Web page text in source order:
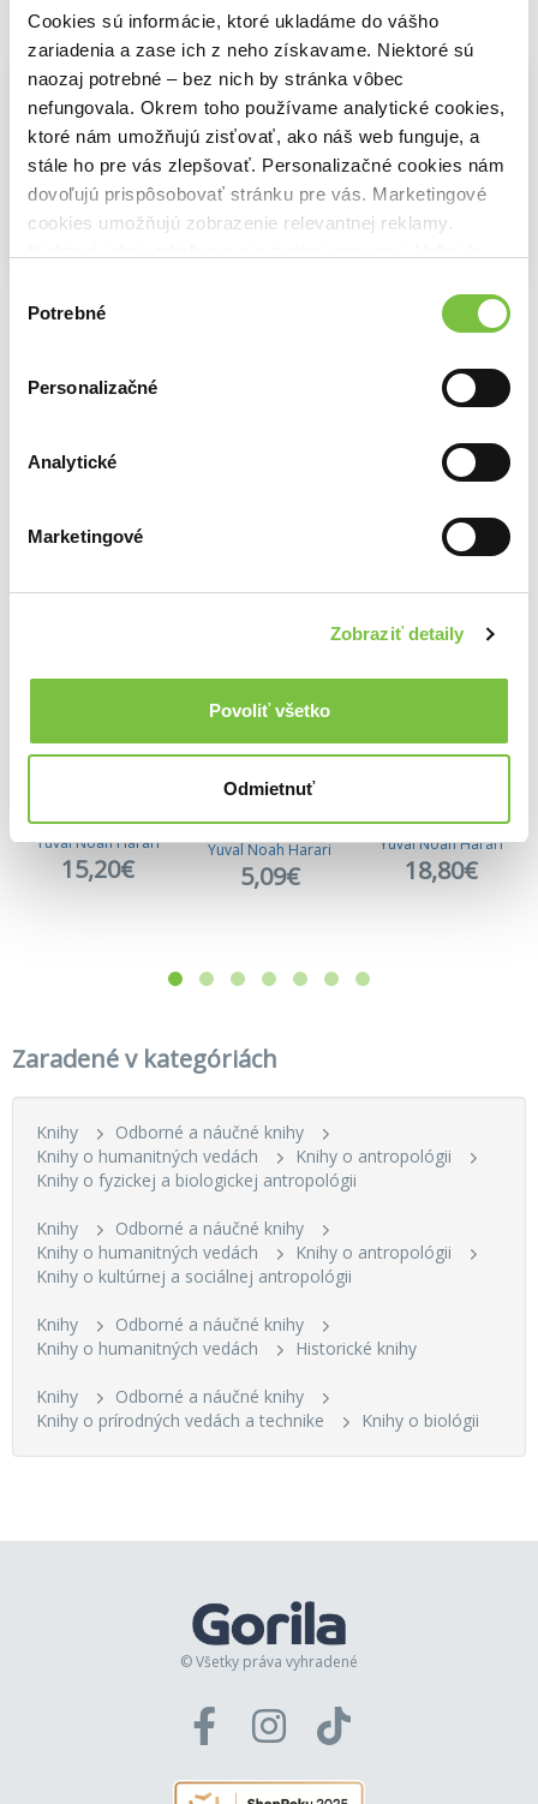
Cookies sú informácie, ktoré ukladáme do vášho
zariadenia a zase ich z neho získavame. Niektoré sú
naozaj potrebné – bez nich by stránka vôbec
nefungovala. Okrem toho používame analytické cookies,
ktoré nám umožňujú zisťovať, ako náš web funguje, a
stále ho pre vás zlepšovať. Personalizačné cookies nám
dovoľujú prispôsobovať stránku pre vás. Marketingové
cookies umožňujú zobrazenie relevantnej reklamy.
cookies.
súhlasu
Potrebné
Personalizačné
Analytické
Marketingové
Zobraziť detaily
Povoliť všetko
Odmietnuť
krajinách. Jej obsah je zaujímavý a často aj zábavný, je napísaná
živým, prístupným jazykom a vlastný text dopĺňajú fotografie,
mapy, schémy a ilustrácie.
Vybrané pre teba
Homo Deus
Yuval Noah Harari Yuval Noah Harari
Ďalšie z kategórie Knihy o fyzickej a
Sapiens
Yuval Noah Harari
15,20€
Homo Deus
Yuval Noah Harari
5,09€
Homo Deus
Yuval Noah Harari
18,80€
Zaradené v kategóriách
Knihy
Odborné a náučné knihy
Knihy o humanitných vedách
Knihy o antropológii
Knihy o fyzickej a biologickej antropológii
Knihy
Odborné a náučné knihy
Knihy o humanitných vedách
Knihy o antropológii
Knihy o kultúrnej a sociálnej antropológii
Knihy
Odborné a náučné knihy
Knihy o humanitných vedách
Historické knihy
Knihy
Odborné a náučné knihy
Knihy o prírodných vedách a technike
Knihy o biológii
© Všetky práva vyhradené